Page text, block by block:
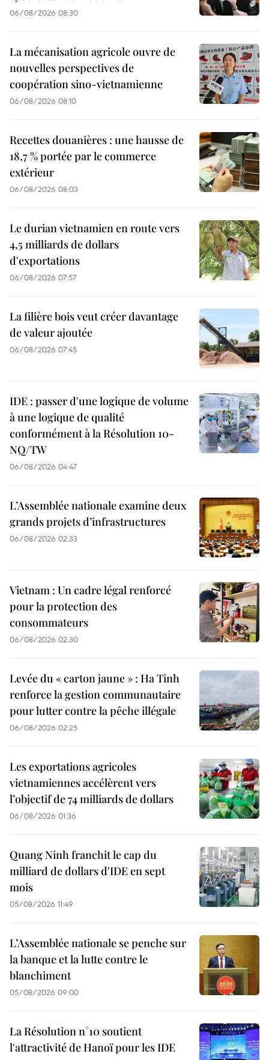
06/08/2026 08:30
La mécanisation agricole ouvre de
nouvelles perspectives de
coopération sino-vietnamienne
06/08/2026 08:10
Recettes douanières : une hausse de
18,7 % portée par le commerce
extérieur
06/08/2026 08:03
Le durian vietnamien en route vers
4,5 milliards de dollars
d'exportations
06/08/2026 07:57
La filière bois veut créer davantage
de valeur ajoutée
06/08/2026 07:45
IDE : passer d'une logique de volume
à une logique de qualité
conformément à la Résolution 10-
NQ/TW
06/08/2026 04:47
L’Assemblée nationale examine deux
grands projets d’infrastructures
06/08/2026 02:33
Vietnam : Un cadre légal renforcé
pour la protection des
consommateurs
06/08/2026 02:30
Levée du « carton jaune » : Ha Tinh
renforce la gestion communautaire
pour lutter contre la pêche illégale
06/08/2026 02:25
Les exportations agricoles
vietnamiennes accélèrent vers
l’objectif de 74 milliards de dollars
06/08/2026 01:36
Quang Ninh franchit le cap du
milliard de dollars d'IDE en sept
mois
05/08/2026 11:49
L’Assemblée nationale se penche sur
la banque et la lutte contre le
blanchiment
05/08/2026 09:00
La Résolution n°10 soutient
l'attractivité de Hanoï pour les IDE